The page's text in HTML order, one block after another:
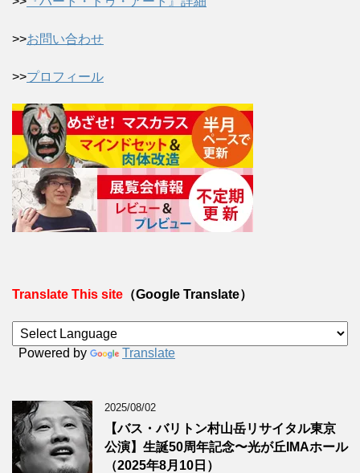
>>お問い合わせ
>>プロフィール
Translate This site （Google Translate）
Powered by Translate
2025/08/02
【バス・バリトン村山岳リサイタル東京
公演】生誕50周年記念〜光が丘IMAホール
（2025年8月10日）